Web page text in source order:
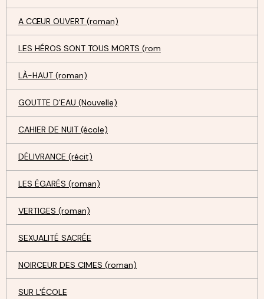
A CŒUR OUVERT (roman)
LES HÉROS SONT TOUS MORTS (rom
LÀ-HAUT (roman)
GOUTTE D'EAU (Nouvelle)
CAHIER DE NUIT (école)
DÉLIVRANCE (récit)
LES ÉGARÉS (roman)
VERTIGES (roman)
SEXUALITÉ SACRÉE
NOIRCEUR DES CIMES (roman)
SUR L'ÉCOLE